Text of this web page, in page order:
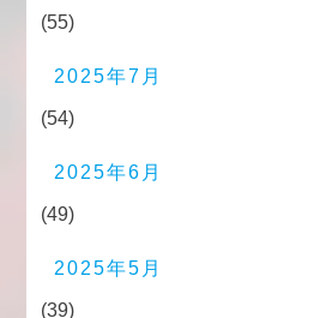
(55)
2025年7月
(54)
2025年6月
(49)
2025年5月
(39)